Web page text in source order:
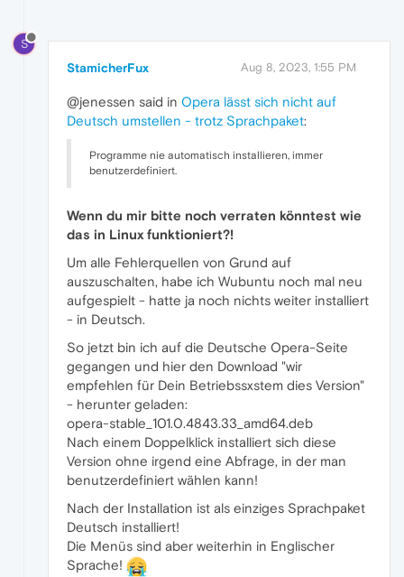
S
StamicherFux Aug 8, 2023, 1:55 PM
@jenessen said in Opera lässt sich nicht auf
Deutsch umstellen - trotz Sprachpaket:
Programme nie automatisch installieren, immer
benutzerdefiniert.
Wenn du mir bitte noch verraten könntest wie
das in Linux funktioniert?!
Um alle Fehlerquellen von Grund auf
auszuschalten, habe ich Wubuntu noch mal neu
aufgespielt - hatte ja noch nichts weiter installiert
- in Deutsch.
So jetzt bin ich auf die Deutsche Opera-Seite
gegangen und hier den Download "wir
empfehlen für Dein Betriebssxstem dies Version"
- herunter geladen:
opera-stable_101.0.4843.33_amd64.deb
Nach einem Doppelklick installiert sich diese
Version ohne irgend eine Abfrage, in der man
benutzerdefiniert wählen kann!
Nach der Installation ist als einziges Sprachpaket
Deutsch installiert!
Die Menüs sind aber weiterhin in Englischer
Sprache!